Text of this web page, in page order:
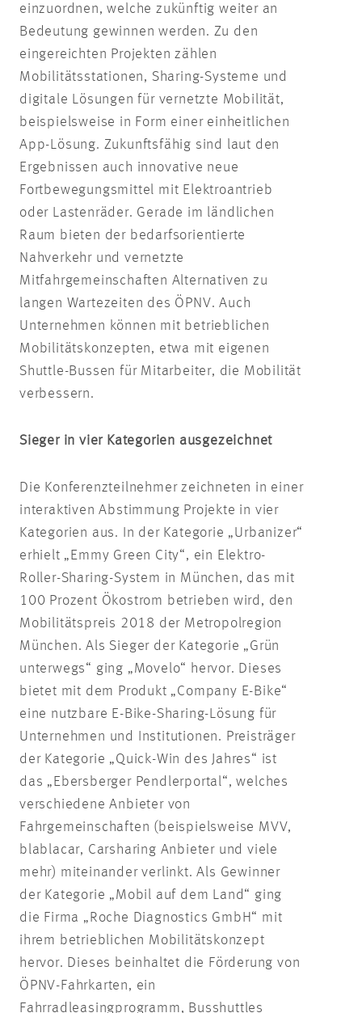
einzuordnen, welche zukünftig weiter an
Bedeutung gewinnen werden. Zu den
eingereichten Projekten zählen
Mobilitätsstationen, Sharing-Systeme und
digitale Lösungen für vernetzte Mobilität,
beispielsweise in Form einer einheitlichen
App-Lösung. Zukunftsfähig sind laut den
Ergebnissen auch innovative neue
Fortbewegungsmittel mit Elektroantrieb
oder Lastenräder. Gerade im ländlichen
Raum bieten der bedarfsorientierte
Nahverkehr und vernetzte
Mitfahrgemeinschaften Alternativen zu
langen Wartezeiten des ÖPNV. Auch
Unternehmen können mit betrieblichen
Mobilitätskonzepten, etwa mit eigenen
Shuttle-Bussen für Mitarbeiter, die Mobilität
verbessern.
Sieger in vier Kategorien ausgezeichnet
Die Konferenzteilnehmer zeichneten in einer
interaktiven Abstimmung Projekte in vier
Kategorien aus. In der Kategorie „Urbanizer“
erhielt „Emmy Green City“, ein Elektro-
Roller-Sharing-System in München, das mit
100 Prozent Ökostrom betrieben wird, den
Mobilitätspreis 2018 der Metropolregion
München. Als Sieger der Kategorie „Grün
unterwegs“ ging „Movelo“ hervor. Dieses
bietet mit dem Produkt „Company E-Bike“
eine nutzbare E-Bike-Sharing-Lösung für
Unternehmen und Institutionen. Preisträger
der Kategorie „Quick-Win des Jahres“ ist
das „Ebersberger Pendlerportal“, welches
verschiedene Anbieter von
Fahrgemeinschaften (beispielsweise MVV,
blablacar, Carsharing Anbieter und viele
mehr) miteinander verlinkt. Als Gewinner
der Kategorie „Mobil auf dem Land“ ging
die Firma „Roche Diagnostics GmbH“ mit
ihrem betrieblichen Mobilitätskonzept
hervor. Dieses beinhaltet die Förderung von
ÖPNV-Fahrkarten, ein
Fahrradleasingprogramm, Busshuttles